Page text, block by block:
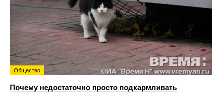
Общество
Почему недостаточно просто подкармливать